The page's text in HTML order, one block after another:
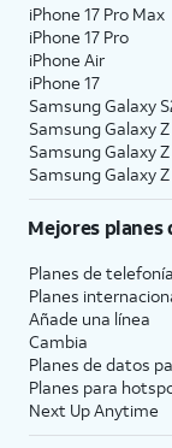
iPhone 17 Pro Max
iPhone 17 Pro
iPhone Air
iPhone 17
Samsung Galaxy
Samsung Galaxy
Samsung Galaxy
Samsung Galaxy
Mejores
Planes de
Planes
Añade una línea
Cambia
Planes de datos
Planes para
Next Up Anytime